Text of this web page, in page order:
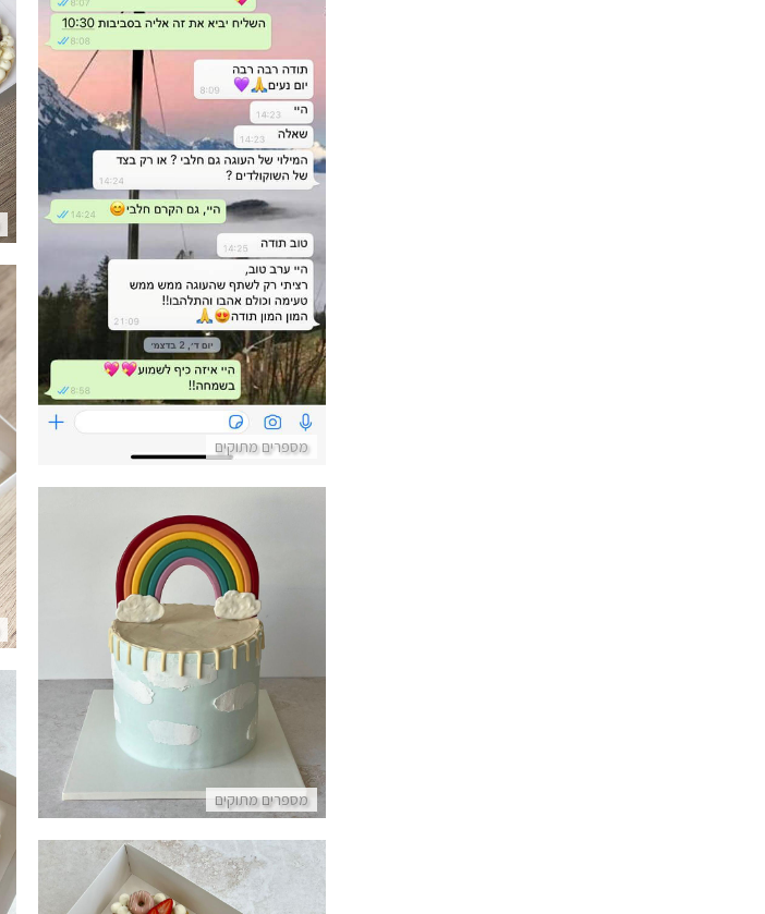
מספרים מתוקים
ביקורות מלקוחות לעוגה טעימה ממש
מספרים מתוקים
עוגה מעוצבת עם קשת בענן
פרטים נוספים